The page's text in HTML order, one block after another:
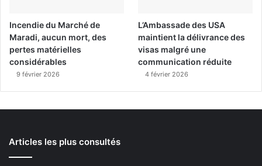
Incendie du Marché de
Maradi, aucun mort, des
pertes matérielles
considérables
9 février 2026
L’Ambassade des USA
maintient la délivrance des
visas malgré une
communication réduite
4 février 2026
Articles les plus consultés